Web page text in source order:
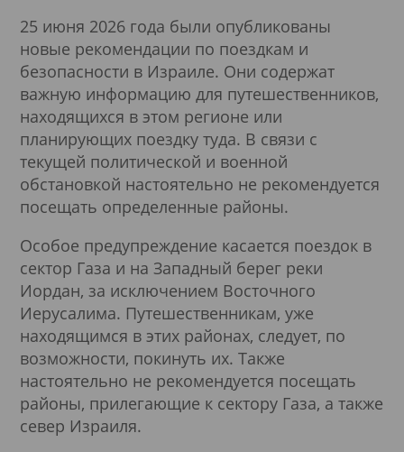
Подробнее
25 июня 2026 года были опубликованы
новые рекомендации по поездкам и
безопасности в Израиле. Они содержат
важную информацию для путешественников,
находящихся в этом регионе или
планирующих поездку туда. В связи с
текущей политической и военной
обстановкой настоятельно не рекомендуется
посещать определенные районы.
Особое предупреждение касается поездок в
сектор Газа и на Западный берег реки
Иордан, за исключением Восточного
Иерусалима. Путешественникам, уже
находящимся в этих районах, следует, по
возможности, покинуть их. Также
настоятельно не рекомендуется посещать
районы, прилегающие к сектору Газа, а также
север Израиля.